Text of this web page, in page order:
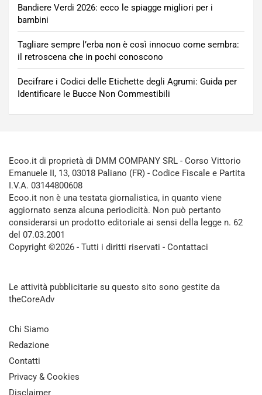
Bandiere Verdi 2026: ecco le spiagge migliori per i
bambini
Tagliare sempre l’erba non è così innocuo come sembra:
il retroscena che in pochi conoscono
Decifrare i Codici delle Etichette degli Agrumi: Guida per
Identificare le Bucce Non Commestibili
Ecoo.it di proprietà di DMM COMPANY SRL - Corso Vittorio
Emanuele II, 13, 03018 Paliano (FR) - Codice Fiscale e Partita
I.V.A. 03144800608
Ecoo.it non è una testata giornalistica, in quanto viene
aggiornato senza alcuna periodicità. Non può pertanto
considerarsi un prodotto editoriale ai sensi della legge n. 62
del 07.03.2001
Copyright ©2026 - Tutti i diritti riservati - Contattaci
Le attività pubblicitarie su questo sito sono gestite da
theCoreAdv
Chi Siamo
Redazione
Contatti
Privacy & Cookies
Disclaimer